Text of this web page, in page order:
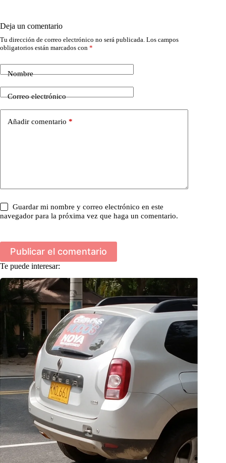
Deja un comentario
Tu dirección de correo electrónico no será publicada. Los campos
obligatorios están marcados con *
Nombre
Correo electrónico
Añadir comentario *
Guardar mi nombre y correo electrónico en este
navegador para la próxima vez que haga un comentario.
Publicar el comentario
Te puede interesar: